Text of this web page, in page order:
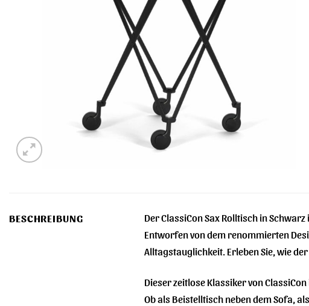
BESCHREIBUNG
Der ClassiCon Sax Rolltisch in
Entworfen von dem renommierten
Alltagstauglichkeit. Erleben Sie, wie
Dieser zeitlose Klassiker von
Ob als Beistelltisch neben dem Sofa,